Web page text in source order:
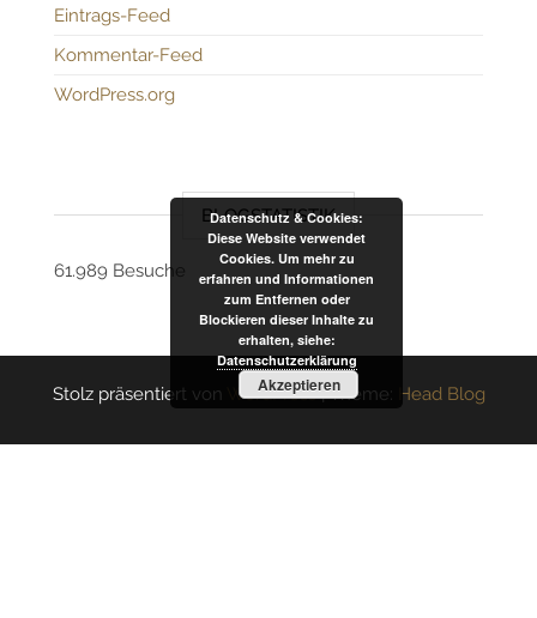
Eintrags-Feed
Kommentar-Feed
WordPress.org
BLOGSTATISTIK
61.989 Besuche
Stolz präsentiert von WordPress |Theme: Head Blog
Datenschutz & Cookies:
Diese Website verwendet
Cookies. Um mehr zu
erfahren und Informationen
zum Entfernen oder
Blockieren dieser Inhalte zu
erhalten, siehe:
Datenschutzerklärung
Akzeptieren